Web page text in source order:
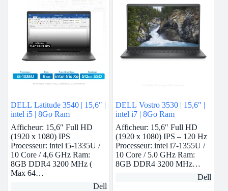
DELL Latitude 3540 | 15,6″ |
intel i5 | 8Go Ram
Afficheur: 15,6″ Full HD
(1920 x 1080) IPS
Processeur: intel i5-1335U /
10 Core / 4,6 GHz Ram:
8GB DDR4 3200 MHz (
Max 64…
Dell
DELL Vostro 3530 | 15,6″ |
intel i7 | 8Go Ram
Afficheur: 15,6″ Full HD
(1920 x 1080) IPS – 120 Hz
Processeur: intel i7-1355U /
10 Core / 5.0 GHz Ram:
8GB DDR4 3200 MHz…
Dell